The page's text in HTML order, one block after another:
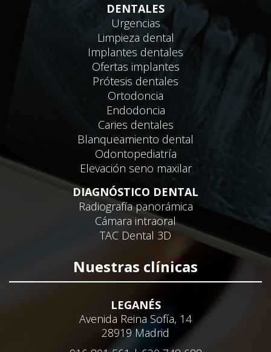
DENTALES
Urgencias
Limpieza dental
Implantes dentales
Ofertas implantes
Prótesis dentales
Ortodoncia
Endodoncia
Caries dentales
Blanqueamiento dental
Odontopediatría
Elevación seno maxilar
DIAGNÓSTICO DENTAL
Radiografía panorámica
Cámara intraoral
TAC Dental 3D
Nuestras clínicas
LEGANÉS
Avenida Reina Sofía, 14
28919 Madrid